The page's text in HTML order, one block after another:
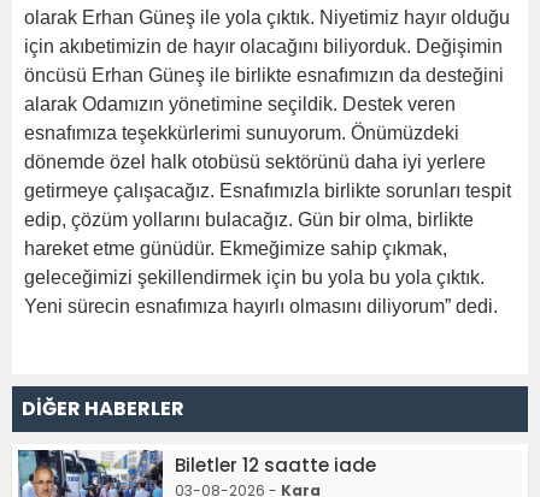
olarak Erhan Güneş ile yola çıktık. Niyetimiz hayır olduğu
için akıbetimizin de hayır olacağını biliyorduk. Değişimin
öncüsü Erhan Güneş ile birlikte esnafımızın da desteğini
alarak Odamızın yönetimine seçildik. Destek veren
esnafımıza teşekkürlerimi sunuyorum. Önümüzdeki
dönemde özel halk otobüsü sektörünü daha iyi yerlere
getirmeye çalışacağız. Esnafımızla birlikte sorunları tespit
edip, çözüm yollarını bulacağız. Gün bir olma, birlikte
hareket etme günüdür. Ekmeğimize sahip çıkmak,
geleceğimizi şekillendirmek için bu yola bu yola çıktık.
Yeni sürecin esnafımıza hayırlı olmasını diliyorum” dedi.
DİĞER HABERLER
Biletler 12 saatte iade
03-08-2026 - Kara